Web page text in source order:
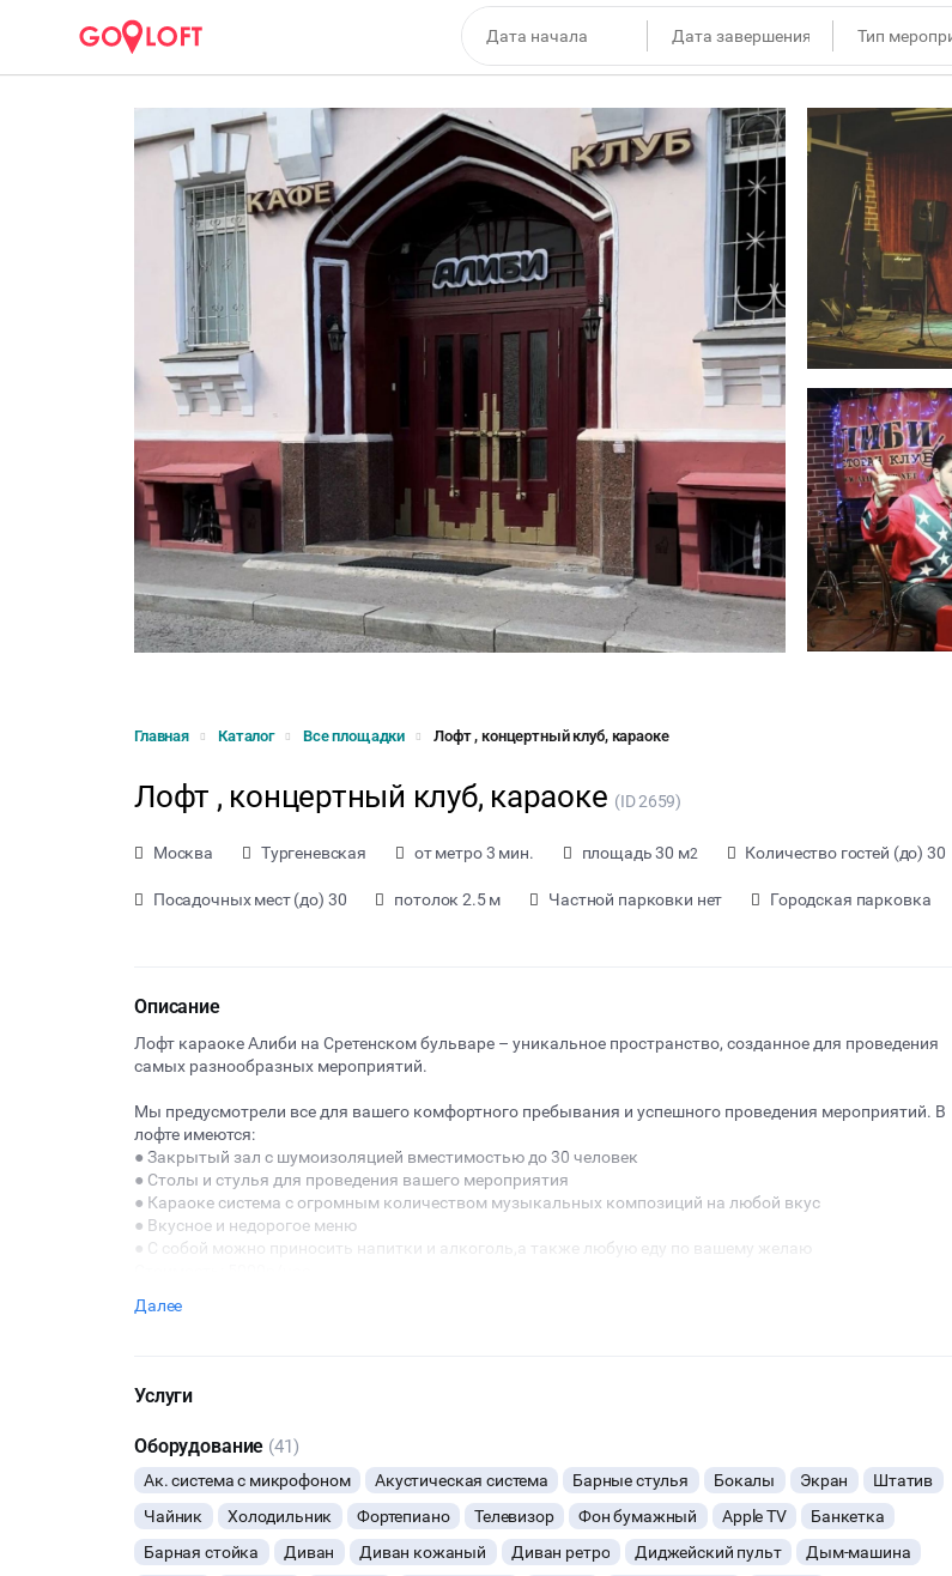
Главная Каталог Все площадки Лофт , концертный клуб, караоке
Лофт , концертный клуб, караоке (ID 2659)
Москва Тургеневская от метро 3 мин. площадь 30 м2 Количество гостей (до) 30
Посадочных мест (до) 30 потолок 2.5 м Частной парковки нет Городская парковка
Описание
Лофт караоке Алиби на Сретенском бульваре – уникальное пространство, созданное для проведения
самых разнообразных мероприятий.
Мы предусмотрели все для вашего комфортного пребывания и успешного проведения мероприятий. В
лофте имеются:
● Закрытый зал с шумоизоляцией вместимостью до 30 человек
● Столы и стулья для проведения вашего мероприятия
● Караоке система с огромным количеством музыкальных композиций на любой вкус
● Вкусное и недорогое меню
● С собой можно приносить напитки и алкоголь,а также любую еду по вашему желаю
Далее
Услуги
Оборудование (41)
Ак. система с микрофоном Акустическая система Барные стулья Бокалы Экран
Штатив
Чайник
Холодильник Фортепиано Телевизор Фон бумажный Apple TV
Банкетка
Барная стойка
Диван Диван кожаный Диван ретро Диджейский пульт
Дым-машина